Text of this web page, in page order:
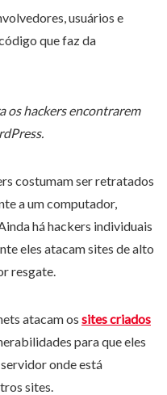
usuários e
que faz da
os hackers encontrarem
costumam ser retratados
a um computador,
há hackers individuais
eles atacam sites de alto
resgate.
atacam os sites criados
para que eles
onde está
sites.